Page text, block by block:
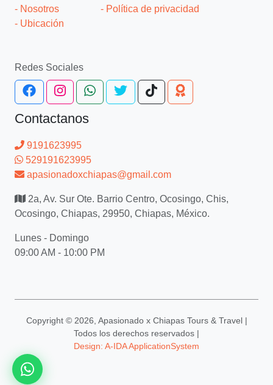
- Nosotros
- Ubicación
- Política de privacidad
Redes Sociales
Contactanos
9191623995
529191623995
apasionadoxchiapas@gmail.com
2a, Av. Sur Ote. Barrio Centro, Ocosingo, Chis,
Ocosingo, Chiapas, 29950, Chiapas, México.
Lunes - Domingo
09:00 AM - 10:00 PM
Copyright © 2026, Apasionado x Chiapas Tours & Travel |
Todos los derechos reservados |
Design: A-IDA ApplicationSystem